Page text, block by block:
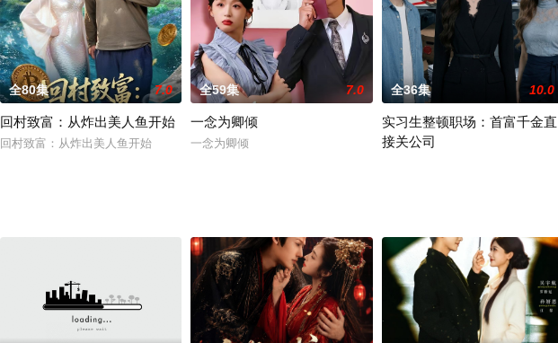
全80集 7.0
回村致富：从炸出美人鱼开始
回村致富：从炸出美人鱼开始
全59集 7.0
一念为卿倾
一念为卿倾
全36集 10.0
实习生整顿职场：首富千金直
接关公司